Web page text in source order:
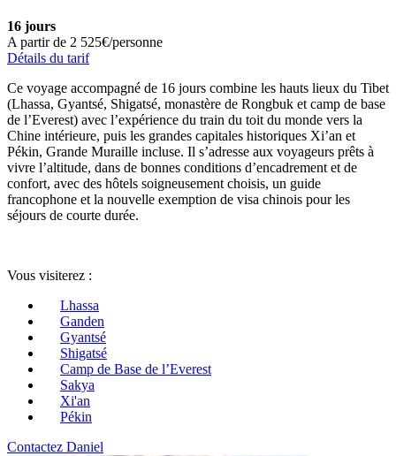
16 jours
A partir de 2 525€/personne
Détails du tarif
Ce voyage accompagné de 16 jours combine les hauts lieux du Tibet
(Lhassa, Gyantsé, Shigatsé, monastère de Rongbuk et camp de base
de l’Everest) avec l’expérience du train du toit du monde vers la
Chine intérieure, puis les grandes capitales historiques Xi’an et
Pékin, Grande Muraille incluse. Il s’adresse aux voyageurs prêts à
vivre l’altitude, dans de bonnes conditions d’encadrement et de
confort, avec des hôtels soigneusement choisis, un guide
francophone et la nouvelle exemption de visa chinois pour les
séjours de courte durée.
Vous visiterez :
Lhassa
Ganden
Gyantsé
Shigatsé
Camp de Base de l’Everest
Sakya
Xi'an
Pékin
Contactez Daniel